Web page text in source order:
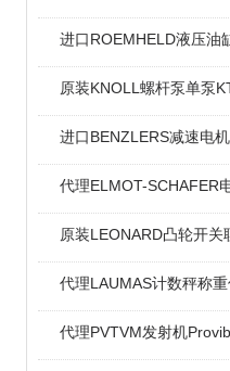
进口ROEMHELD液压油
原装KNOLL螺杆泵单泵
进口BENZLERS减速电
代理ELMOT-SCHAFER
原装LEONARD凸轮开关
代理LAUMAS计数秤称
代理PVTVM发射机